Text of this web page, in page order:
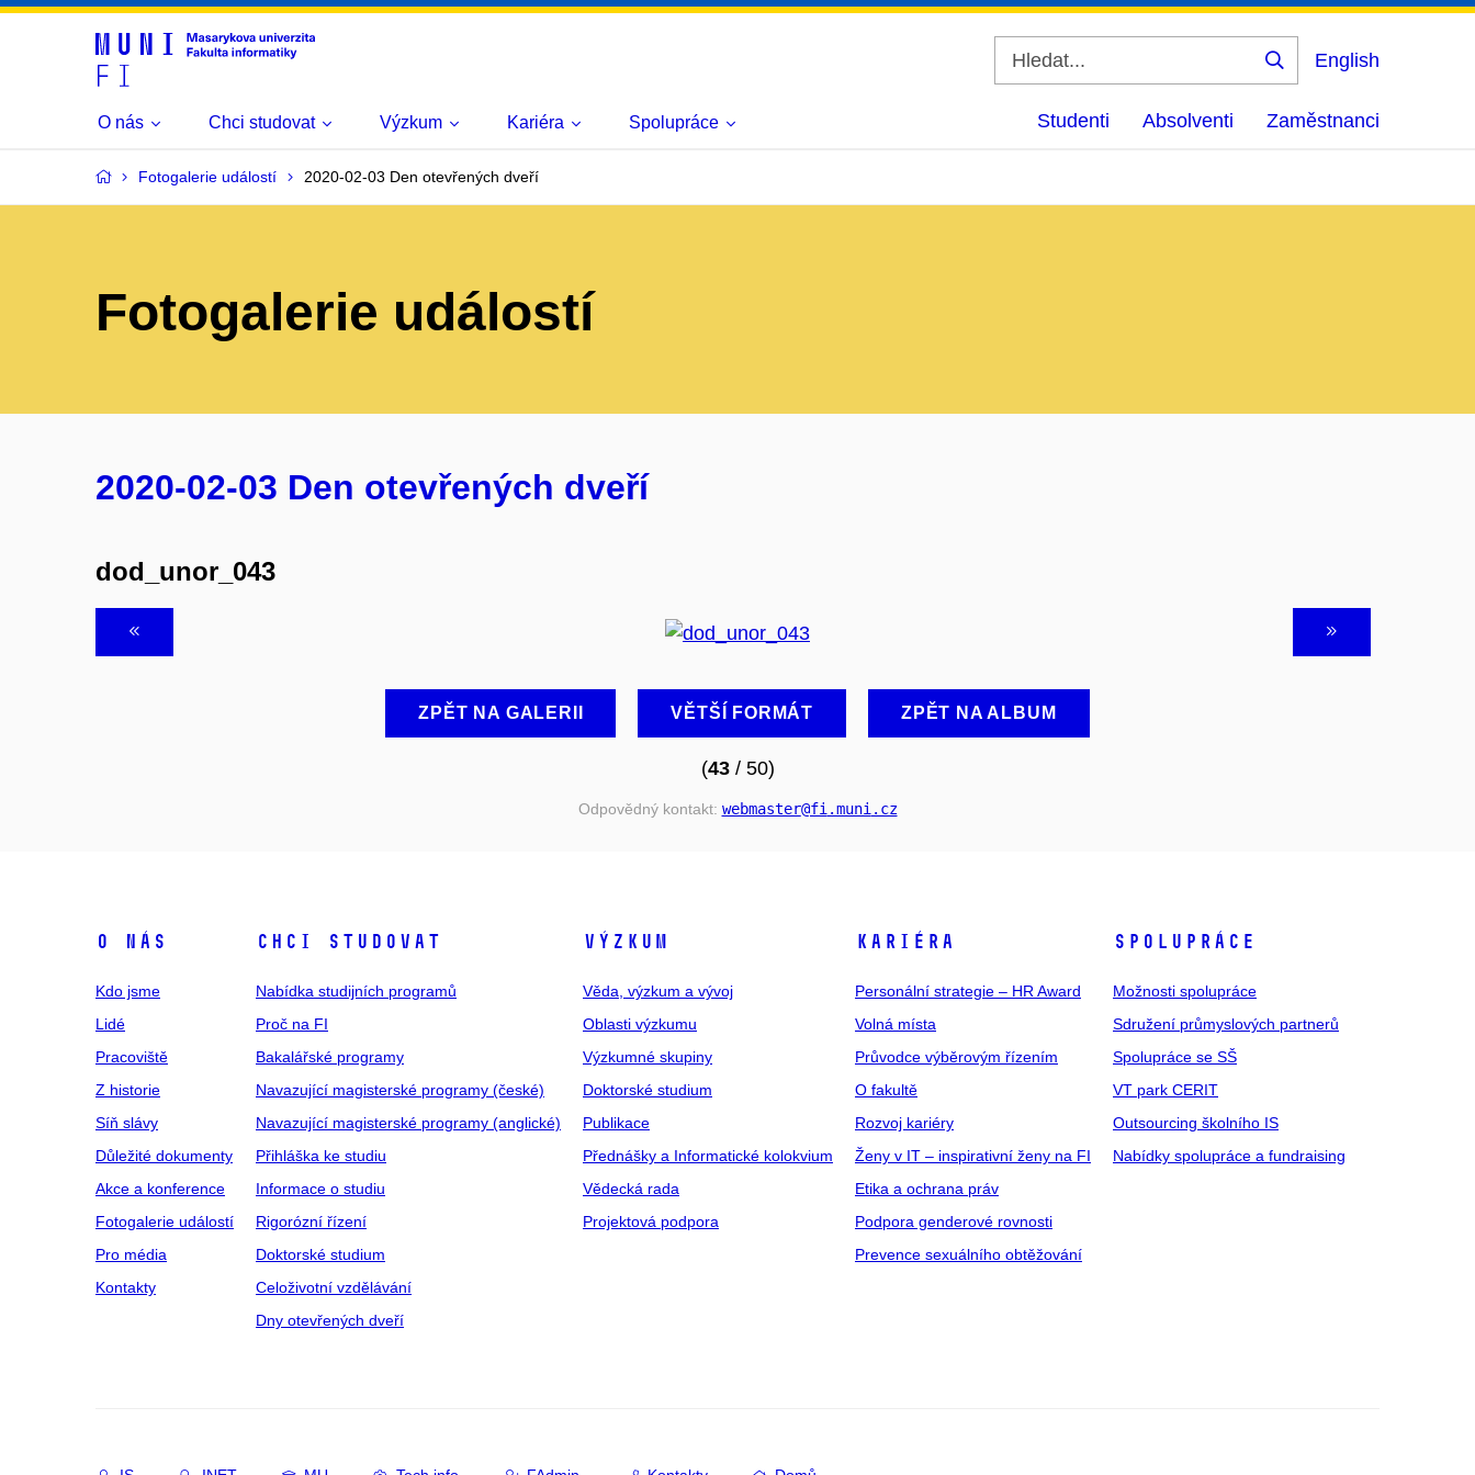
Vyhledat
English
O nás Chci studovat Výzkum Kariéra Spolupráce Studenti Absolventi Zaměstnanci
Fotogalerie událostí 2020-02-03 Den otevřených dveří
Fotogalerie událostí
2020-02-03 Den otevřených dveří
dod_unor_043
ZPĚT NA GALERII VĚTŠÍ FORMÁT ZPĚT NA ALBUM
(43/ 50)
Odpovědný kontakt: webmaster@fi .muni .cz
O NÁS
Kdo jsme
Lidé
Pracoviště
Z historie
Síň slávy
Důležité dokumenty
Akce a konference
Fotogalerie událostí
Pro média
Kontakty
CHCI STUDOVAT
Nabídka studijních programů
Proč na FI
Bakalářské programy
Navazující magisterské programy (české)
Navazující magisterské programy (anglické)
Přihláška ke studiu
Informace o studiu
Rigorózní řízení
Doktorské studium
Celoživotní vzdělávání
Dny otevřených dveří
VÝZKUM
Věda, výzkum a vývoj
Oblasti výzkumu
Výzkumné skupiny
Doktorské studium
Publikace
Přednášky a Informatické kolokvium
Vědecká rada
Projektová podpora
KARIÉRA
Personální strategie – HR Award
Volná místa
Průvodce výběrovým řízením
O fakultě
Rozvoj kariéry
Ženy v IT – inspirativní ženy na FI
Etika a ochrana práv
Podpora genderové rovnosti
Prevence sexuálního obtěžování
SPOLUPRÁCE
Možnosti spolupráce
Sdružení průmyslových partnerů
Spolupráce se SŠ
VT park CERIT
Outsourcing školního IS
Nabídky spolupráce a fundraising